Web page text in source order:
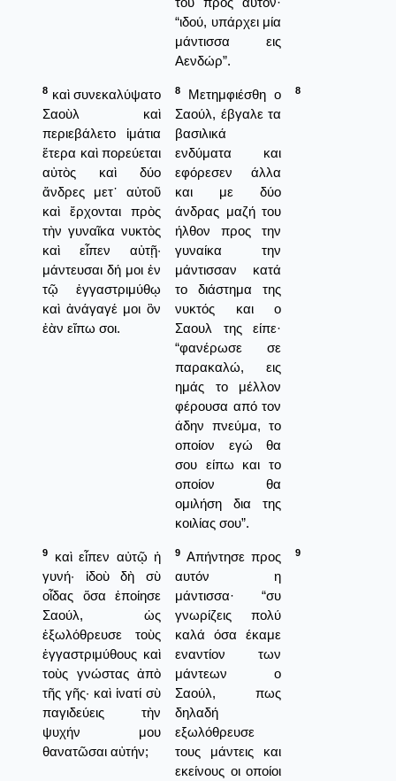
“ιδού, υπάρχει μία
μάντισσα εις
Αενδώρ”.
8 καὶ συνεκαλύψατο
Σαοὺλ καὶ
περιεβάλετο ἱμάτια
ἕτερα καὶ πορεύεται
αὐτὸς καὶ δύο
ἄνδρες μετ᾿ αὐτοῦ
καὶ ἔρχονται πρὸς
τὴν γυναῖκα νυκτὸς
καὶ εἶπεν αὐτῇ·
μάντευσαι δή μοι ἐν
τῷ ἐγγαστριμύθῳ
καὶ ἀνάγαγέ μοι ὃν
ἐὰν εἴπω σοι.
8
Μετημφιέσθη ο
Σαούλ, έβγαλε τα
βασιλικά
ενδύματα και
εφόρεσεν άλλα
και με δύο
άνδρας μαζή του
ήλθον προς την
γυναίκα την
μάντισσαν κατά
το διάστημα της
νυκτός και ο
Σαουλ της είπε·
“φανέρωσε σε
παρακαλώ, εις
ημάς το μέλλον
φέρουσα από τον
άδην πνεύμα, το
οποίον εγώ θα
σου είπω και το
οποίον θα
ομιλήση δια της
κοιλίας σου”.
8
9
καὶ εἶπεν αὐτῷ ἡ
γυνή· ἰδοὺ δὴ σὺ
οἶδας ὅσα ἐποίησε
Σαούλ, ὡς
ἐξωλόθρευσε τοὺς
ἐγγαστριμύθους καὶ
τοὺς γνώστας ἀπὸ
τῆς γῆς· καὶ ἱνατί σὺ
παγιδεύεις τὴν
ψυχήν μου
θανατῶσαι αὐτήν;
9 Απήντησε προς
αυτόν η
μάντισσα· “συ
γνωρίζεις πολύ
καλά όσα έκαμε
εναντίον των
μάντεων ο
Σαούλ, πως
δηλαδή
εξωλόθρευσε
τους μάντεις και
εκείνους οι οποίοι
9